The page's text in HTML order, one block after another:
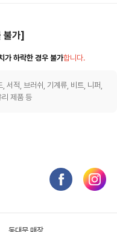
불가]
가 하락한 경우 불가합니다.
서적, 브러쉬, 기계류, 비트, 니퍼,
제품 등